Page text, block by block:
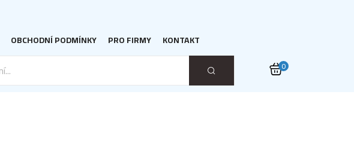
OBCHODNÍ PODMÍNKY PRO FIRMY KONTAKT
0